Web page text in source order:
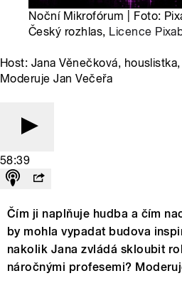
Noční Mikrofórum | Foto:
Český rozhlas, Licence
Host: Jana Věnečková,
Moderuje Jan Večeřa
58:39
Čím ji naplňuje hudba a čím
by mohla vypadat budova
nakolik Jana zvládá skloubit
náročnými profesemi?